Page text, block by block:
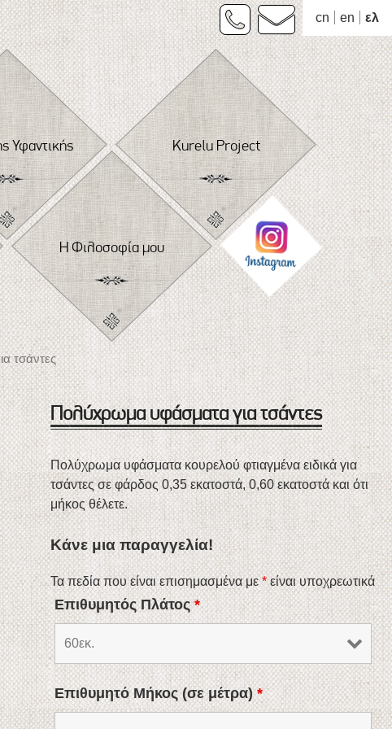
cn en ελ
Υφαντικής Kurelu Project
Η Φιλοσοφία μου
τσάντες
Πολύχρωμα υφάσματα για τσάντες
Πολύχρωμα υφάσματα κουρελού φτιαγμένα ειδικά για
τσάντες σε φάρδος 0,35 εκατοστά, 0,60 εκατοστά και ότι
μήκος θέλετε.
Κάνε μια παραγγελία!
Τα πεδία που είναι επισημασμένα με*είναι υποχρεωτικά
Επιθυμητός Πλάτος*
Επιθυμητό Μήκος (σε μέτρα)*